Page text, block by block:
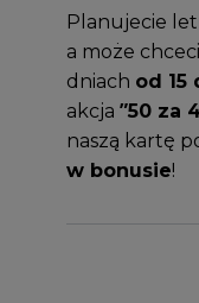
Planujecie
a może
dniach od 15
akcja ”50 za
naszą kartę
w bonusie!